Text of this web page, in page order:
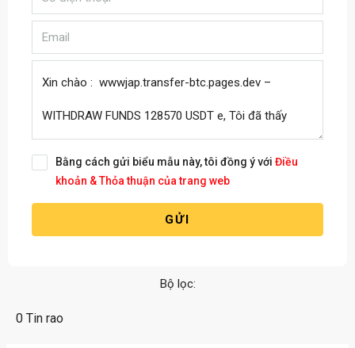
Bằng cách gửi biểu mẫu này, tôi đồng ý với Điều
khoản & Thỏa thuận của trang web
GỬI
0 Tin rao
Bộ lọc: